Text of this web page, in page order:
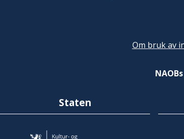
Om bruk av
Staten